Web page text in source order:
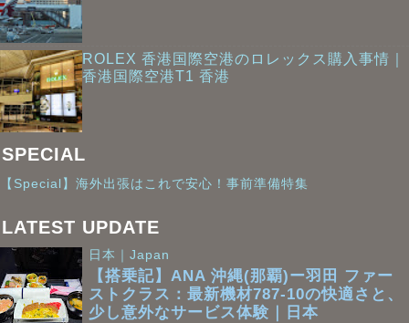
ROLEX 香港国際空港のロレックス購入事情｜
香港国際空港T1 香港
SPECIAL
【Special】海外出張はこれで安心！事前準備特集
LATEST UPDATE
日本｜Japan
【搭乗記】ANA 沖縄(那覇)ー羽田 ファー
ストクラス：最新機材787-10の快適さと、
少し意外なサービス体験｜日本